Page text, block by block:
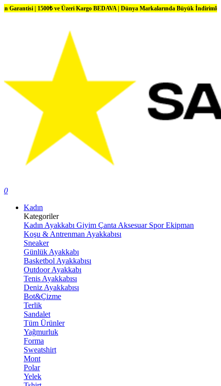
ve Üzeri Kargo BEDAVA | Dünya Markalarında Büyük İndirimler
0
Kadın
Kategoriler
Kadın Ayakkabı Giyim Çanta Aksesuar Spor Ekipman
Koşu & Antrenman Ayakkabısı
Sneaker
Günlük Ayakkabı
Basketbol Ayakkabısı
Outdoor Ayakkabı
Tenis Ayakkabısı
Deniz Ayakkabısı
Bot&Çizme
Terlik
Sandalet
Tüm Ürünler
Yağmurluk
Forma
Sweatshirt
Mont
Polar
Yelek